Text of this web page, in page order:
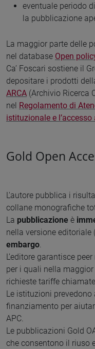
eventuale periodo di
la pubblicazione
La maggior parte delle
nel database Open
Ca’ Foscari sostiene il
depositare i prodotti
ARCA (Archivio Ricerca
nel Regolamento di
istituzionale e
Gold Open
L'autore pubblica i
collane monografiche
La pubblicazione è
nella versione editoriale
embargo.
L’editore garantisce
per i quali nella
richieste tariffe chiamate
Le istituzioni
finanziamento per
APC.
Le pubblicazioni Gold
che consentono il riuso